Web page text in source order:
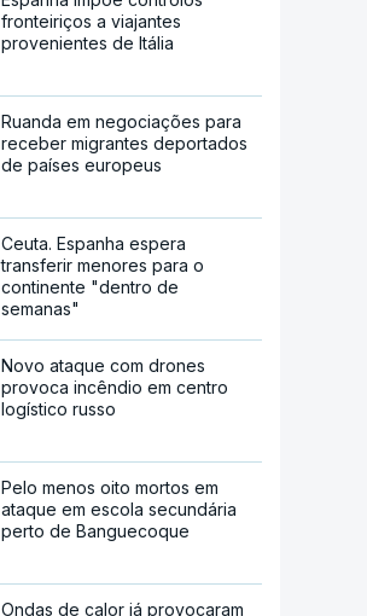
fronteiriços a viajantes
provenientes de Itália
Ruanda em negociações para
receber migrantes deportados
de países europeus
Ceuta. Espanha espera
transferir menores para o
continente "dentro de
semanas"
Novo ataque com drones
provoca incêndio em centro
logístico russo
Pelo menos oito mortos em
ataque em escola secundária
perto de Banguecoque
Ondas de calor já provocaram